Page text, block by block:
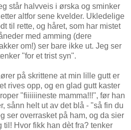
står halvveis i ørska og sminker
altfor sene kvelder. Ukledelige
til rette, og håret, som har mistet
med amming (dere
om!) ser bare ikke ut. Jeg ser
"for et trist syn".
på skrittene at min lille gutt er
rives opp, og en glad gutt kaster
"fiiiiiineste mamma!!!", før han
sånn helt ut av det blå - "så fin du
ser overrasket på ham, og da sier
til! Hvor fikk han dèt fra? tenker